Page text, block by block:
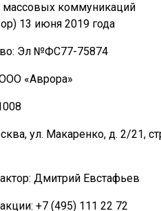
массовых коммуникаций
13 июня 2019 года
Эл №ФС77-75874
«Аврора»
ул. Макаренко, д. 2/21,
Дмитрий Евстафьев
+7 (495) 111 22 72